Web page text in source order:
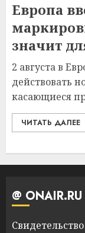
Европа
значит
2 августа в
действовать
касающиеся
ЧИТАТЬ ДАЛЕЕ
@ ONAIR.RU